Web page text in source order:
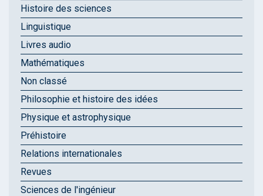
Histoire des sciences
Linguistique
Livres audio
Mathématiques
Non classé
Philosophie et histoire des idées
Physique et astrophysique
Préhistoire
Relations internationales
Revues
Sciences de l'ingénieur